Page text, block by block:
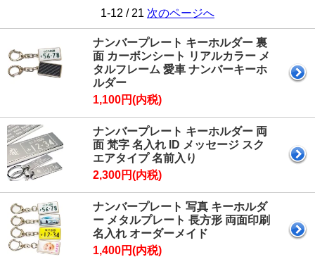
1-12 / 21 次のページへ
ナンバープレート キーホルダー 裏
面 カーボンシート リアルカラー メ
タルフレーム 愛車 ナンバーキーホ
ルダー
1,100円(内税)
ナンバープレート キーホルダー 両
面 梵字 名入れ ID メッセージ スク
エアタイプ 名前入り
2,300円(内税)
ナンバープレート 写真 キーホルダ
ー メタルプレート 長方形 両面印刷
名入れ オーダーメイド
1,400円(内税)